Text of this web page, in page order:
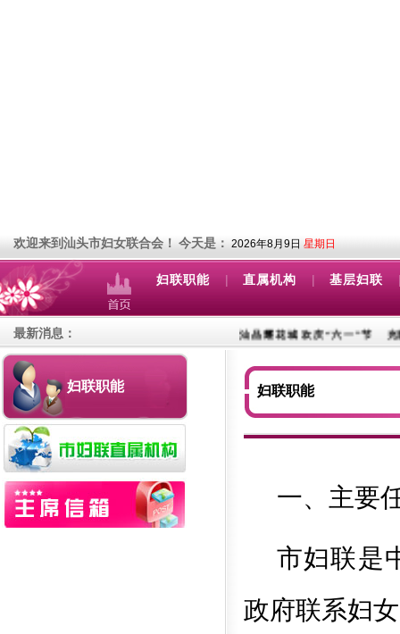
欢迎来到汕头市妇女联合会！ 今天是： 2026年8月9日 星期日
妇联职能 | 直属机构 | 基层妇联
最新消息： 汕品耀花城 欢庆“六一”节 光影传侨韵
妇联职能 妇联职能
一、主要
市妇联是
政府联系妇